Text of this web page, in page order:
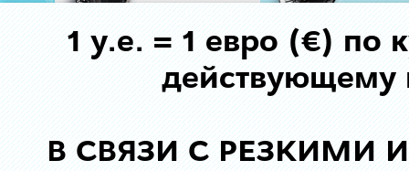
1 у.е. = 1 евро (€) по
действующему
В СВЯЗИ С РЕЗКИМИ